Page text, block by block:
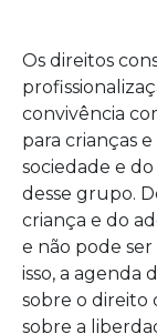
Os direitos
convivência
para crianças
sociedade e
desse grupo.
criança e do
e não pode
isso, a agenda
sobre o direito
sobre a